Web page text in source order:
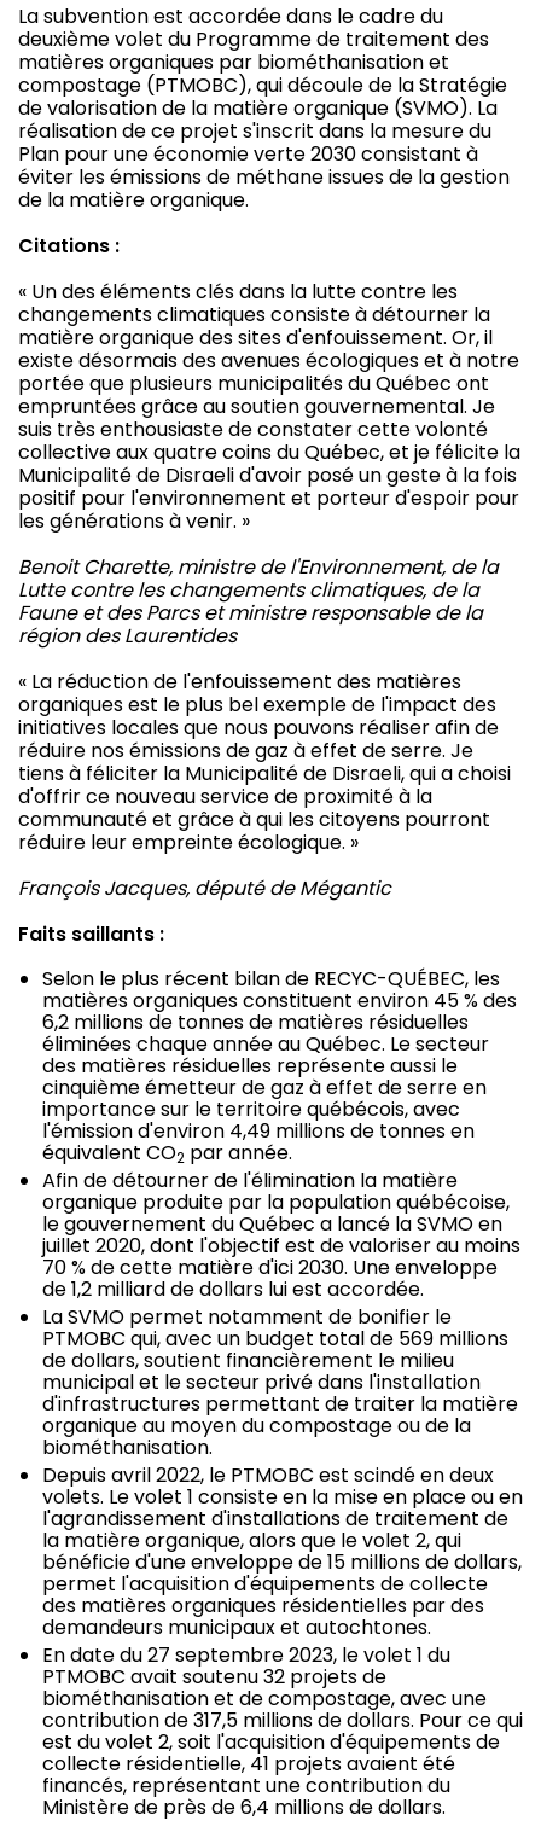
La subvention est accordée dans le cadre du
deuxième volet du Programme de traitement des
matières organiques par biométhanisation et
compostage (PTMOBC), qui découle de la Stratégie
de valorisation de la matière organique (SVMO). La
réalisation de ce projet s'inscrit dans la mesure du
Plan pour une économie verte 2030 consistant à
éviter les émissions de méthane issues de la gestion
de la matière organique.
Citations :
« Un des éléments clés dans la lutte contre les
changements climatiques consiste à détourner la
matière organique des sites d'enfouissement. Or, il
existe désormais des avenues écologiques et à notre
portée que plusieurs municipalités du Québec ont
empruntées grâce au soutien gouvernemental. Je
suis très enthousiaste de constater cette volonté
collective aux quatre coins du Québec, et je félicite la
Municipalité de Disraelid'avoir posé un geste à la fois
positif pour l'environnement et porteur d'espoir pour
les générations à venir. »
Benoit Charette, ministre de l'Environnement, de la
Lutte contre les changements climatiques, de la
Faune et des Parcs et ministre responsable de la
région des Laurentides
« La réduction de l'enfouissement des matières
organiques est le plus bel exemple de l'impact des
initiatives locales que nous pouvons réaliser afin de
réduire nos émissions de gaz à effet de serre. Je
tiens à féliciter la Municipalité de Disraeli, qui a choisi
d'offrir ce nouveau service de proximité à la
communauté et grâce à qui les citoyens pourront
réduire leur empreinte écologique. »
François Jacques, député de Mégantic
Faits saillants :
Selon le plus récent bilan de RECYC-QUÉBEC, les
matières organiques constituent environ 45 % des
6,2 millions de tonnes de matières résiduelles
éliminées chaque année au Québec. Le secteur
des matières résiduelles représente aussi le
cinquième émetteur de gaz à effet de serre en
importance sur le territoire québécois, avec
l'émission d'environ 4,49 millions de tonnes en
équivalent CO2 par année.
Afin de détourner de l'élimination la matière
organique produite par la population québécoise,
le gouvernement du Québec a lancé la SVMO en
juillet 2020, dont l'objectif est de valoriser au moins
70 % de cette matière d'ici 2030. Une enveloppe
de 1,2 milliard de dollars lui est accordée.
La SVMO permet notamment de bonifier le
PTMOBC qui, avec un budget total de 569 millions
de dollars, soutient financièrement le milieu
municipal et le secteur privé dans l'installation
d'infrastructures permettant de traiter la matière
organique au moyen du compostage ou de la
biométhanisation.
Depuis avril 2022, le PTMOBC est scindé en deux
volets. Le volet 1 consiste en la mise en place ou en
l'agrandissement d'installations de traitement de
la matière organique, alors que le volet 2, qui
bénéficie d'une enveloppe de 15 millions de dollars,
permet l'acquisition d'équipements de collecte
des matières organiques résidentielles par des
demandeurs municipaux et autochtones.
En date du 27 septembre 2023, le volet 1 du
PTMOBC avait soutenu 32 projets de
biométhanisation et de compostage, avec une
contribution de 317,5 millions de dollars. Pour ce qui
est du volet 2, soit l'acquisition d'équipements de
collecte résidentielle, 41 projets avaient été
financés, représentant une contribution du
Ministère de près de 6,4 millions de dollars.